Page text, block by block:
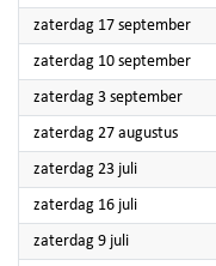
zaterdag 17 september2022
zaterdag 10 september2022
zaterdag 3 september2022
zaterdag 27 augustus2022
zaterdag 23 juli2022
zaterdag 16 juli2022
zaterdag 9 juli2022